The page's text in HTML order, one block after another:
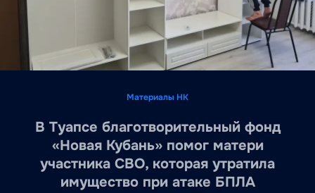
Материалы НК
В Туапсе благотворительный фонд
«Новая Кубань» помог матери
участника СВО, которая утратила
имущество при атаке БПЛА